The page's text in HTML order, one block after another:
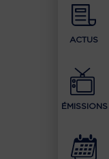
ACTUS
ÉMISSIONS